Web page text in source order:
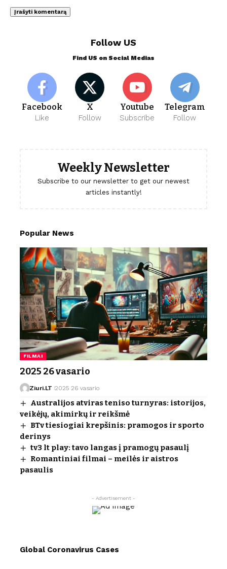
Follow US
Find US on Social Medias
Facebook
Like
X
Follow
Youtube
Subscribe
Telegram
Follow
Weekly Newsletter
Subscribe to our newsletter to get our newest
articles instantly!
Popular News
FILMAI
2025 26 vasario
Ziuri.LT 2025 26 vasario
Australijos atviras teniso turnyras: istorijos,
veikėjų, akimirkų ir reikšmė
BTv tiesiogiai krepšinis: pramogos ir sporto
derinys
tv3 lt play: tavo langas į pramogų pasaulį
Romantiniai filmai – meilės ir aistros
pasaulis
- Advertisement -
Global Coronavirus Cases